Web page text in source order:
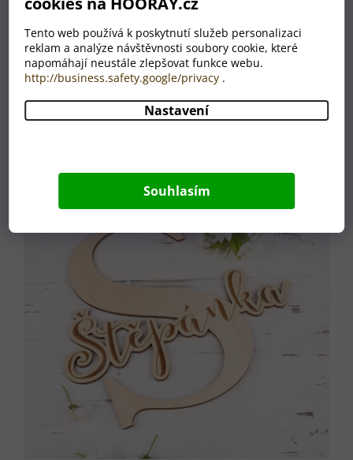
Tento web používá k poskytnutí služeb personalizaci
reklam a analýze návštěvnosti soubory cookie, které
napomáhají neustále zlepšovat funkce webu.
http://business.safety.google/privacy .
Nastavení
Souhlasím
Výroba probíhá s
pečlivé zpracování, aby
byl každý kousek vizuálně
atraktivní a dlouhodobě
odolný. Gravírování je
jemné a kvalitně